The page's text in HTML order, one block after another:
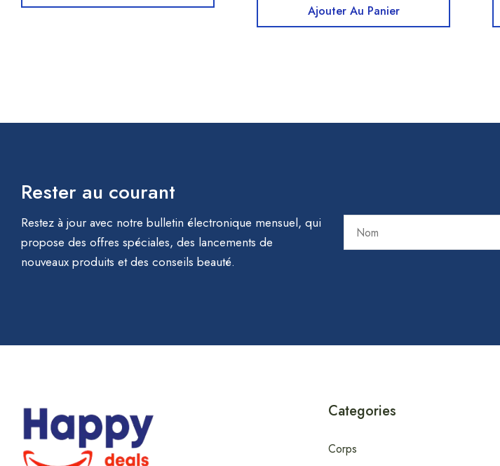
Ajouter Au Panier
Rester au courant
Restez à jour avec notre bulletin électronique mensuel, qui
propose des offres spéciales, des lancements de
nouveaux produits et des conseils beauté.
Categories
Corps